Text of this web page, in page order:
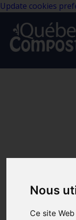
Nous
Ce site
Update cookies